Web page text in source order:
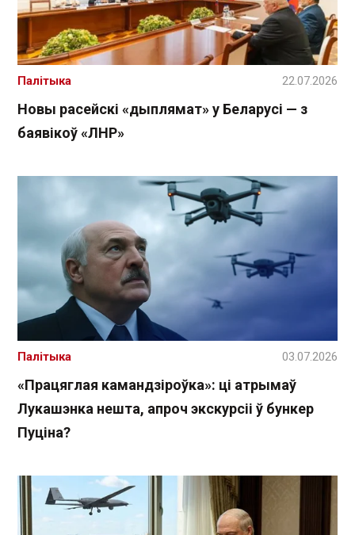
Новы расейскі «дыплямат» у Беларусі — з
баявікоў «ЛНР»
Палітыка 22.07.2026
«Працяглая камандзіроўка»: ці атрымаў
Лукашэнка нешта, апроч экскурсіі ў бункер
Пуціна?
Палітыка 03.07.2026